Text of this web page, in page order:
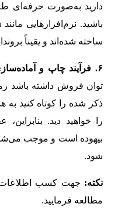
دارید به‌صورت حرفه‌ای
ساخته شده‌اند و یقیناً
۶. فرآیند چاپ و آماده‌سازی معقول:
توان فروش داشته باشد
ذکر شده را کوتاه کنید به
را خواهید دید.
بیهوده است و موجب
شود.
نکته: جهت کسب اطلاعات
مطالعه فرمایید.